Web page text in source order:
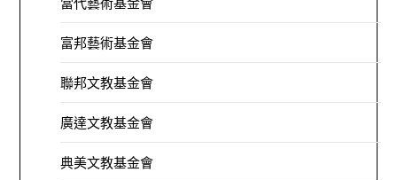
富邦藝術基金會
聯邦文教基金會
廣達文教基金會
典美文教基金會